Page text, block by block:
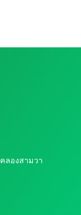
ลองสามวา